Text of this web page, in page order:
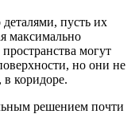
пусть их
максимально
могут
но они не
коридоре.
решением почти